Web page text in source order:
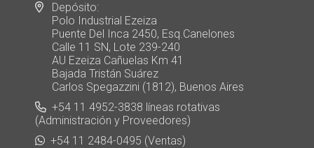
Depósito:
Polo Industrial Ezeiza
Puente Del Inca 2450, Esq.Canelones
Calle 11 SN, Lote 239-240
AU Ezeiza Cañuelas Km 41
Bajada Tristán Suárez
Carlos Spegazzini (1812), Buenos Aires
+54 11 4952-3838 líneas rotativas
(Administración y Proveedores)
+54 11 2484-0495 (Ventas)